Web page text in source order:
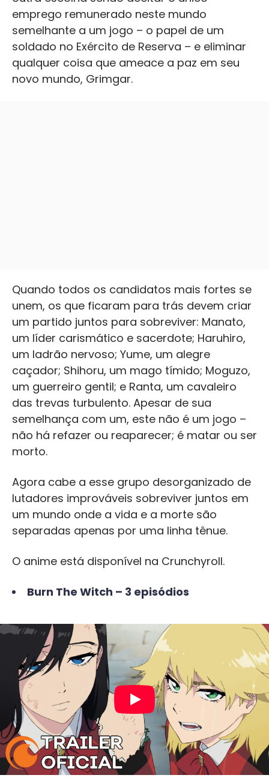
emprego remunerado neste mundo
semelhante a um jogo – o papel de um
soldado no Exército de Reserva – e eliminar
qualquer coisa que ameace a paz em seu
novo mundo, Grimgar.
Quando todos os candidatos mais fortes se
unem, os que ficaram para trás devem criar
um partido juntos para sobreviver: Manato,
um líder carismático e sacerdote; Haruhiro,
um ladrão nervoso; Yume, um alegre
caçador; Shihoru, um mago tímido; Moguzo,
um guerreiro gentil; e Ranta, um cavaleiro
das trevas turbulento. Apesar de sua
semelhança com um, este não é um jogo –
não há refazer ou reaparecer; é matar ou ser
morto.
Agora cabe a esse grupo desorganizado de
lutadores improváveis ​​sobreviver juntos em
um mundo onde a vida e a morte são
separadas apenas por uma linha tênue.
O anime está disponível na Crunchyroll.
Burn The Witch – 3 episódios